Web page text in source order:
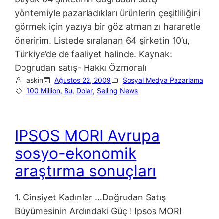
yöntemiyle pazarladıkları ürünlerin çeşitliliğini
görmek için yazıya bir göz atmanızı hararetle
öneririm. Listede sıralanan 64 şirketin 10’u,
Türkiye’de de faaliyet halinde. Kaynak:
Dogrudan satış- Hakkı Özmoralı
askin Ağustos 22, 2009
Sosyal Medya Pazarlama
100 Million, Bu, Dolar, Selling News
IPSOS MORI Avrupa
sosyo-ekonomik
araştırma sonuçları
1. Cinsiyet Kadınlar …Doğrudan Satış
Büyümesinin Ardındaki Güç ! Ipsos MORI